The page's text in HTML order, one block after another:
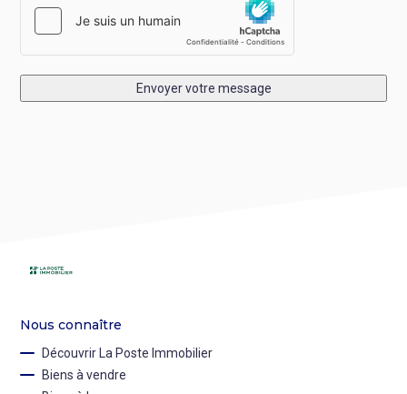
Envoyer votre message
Nous connaître
Découvrir La Poste Immobilier
Biens à vendre